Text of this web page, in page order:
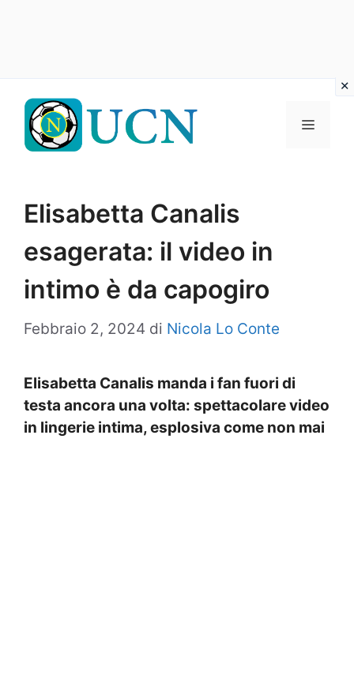
contenuto
Menu
Elisabetta Canalis
esagerata: il video in
intimo è da capogiro
Febbraio 2, 2024 di Nicola Lo Conte
Elisabetta Canalis manda i fan fuori di
testa ancora una volta: spettacolare video
in lingerie intima, esplosiva come non mai